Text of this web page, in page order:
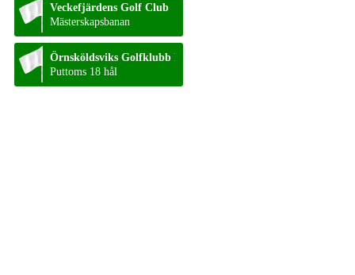
Veckefjärdens Golf Club
Mästerskapsbanan
Örnsköldsviks Golfklubb Puttom
Puttoms 18 hål